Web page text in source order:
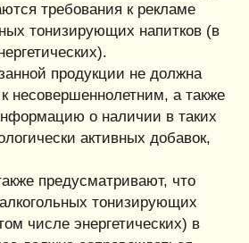
требования к рекламе
тонизирующих напитков (в
продукции не должна
несовершеннолетним, а также
о наличии в таких
активных добавок,
предусматривают, что
тонизирующих
числе энергетических) в